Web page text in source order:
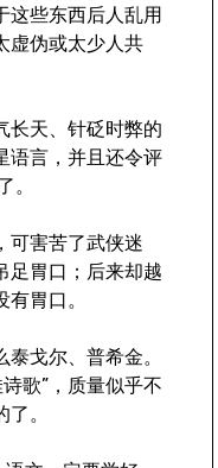
这些东西后人乱用
虚伪或太少人共
长天、针砭时弊的
语言，并且还令评
。
可害苦了武侠迷
足胃口；后来却越
胃口。
戈尔、普希金。
歌”，质量似乎不
。